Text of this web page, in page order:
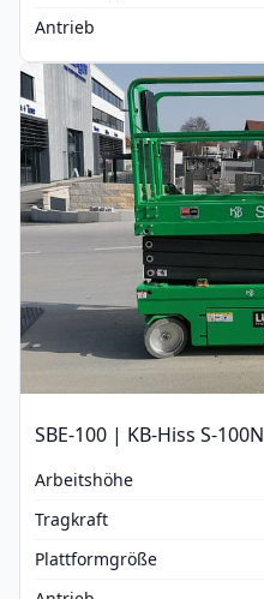
Antrieb
SBE-100 | KB-Hiss S-100N
Arbeitshöhe
Tragkraft
Plattformgröße